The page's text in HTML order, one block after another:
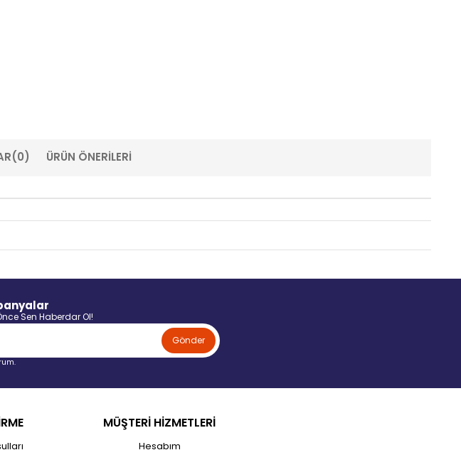
(0) ÜRÜN ÖNERILERI
Sen Haberdar Ol!
Gönder
MÜŞTERİ HİZMETLERİ
Hesabım